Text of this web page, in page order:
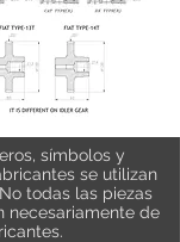
símbolos y
se utilizan
todas las piezas
necesariamente de